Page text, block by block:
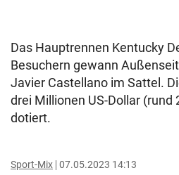
Das Hauptrennen Kentucky
Besuchern gewann
Javier Castellano im Sattel.
drei Millionen US-Dollar (rund
dotiert.
Sport-Mix 07.05.2023 14:13